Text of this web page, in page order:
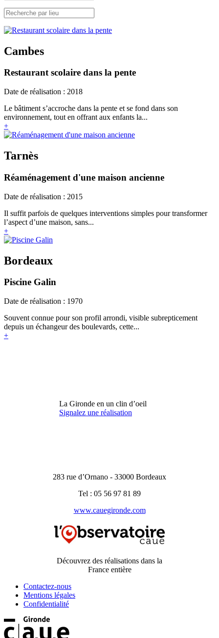
Cambes
Restaurant scolaire dans la pente
Date de réalisation : 2018
Le bâtiment s’accroche dans la pente et se fond dans son
environnement, tout en offrant aux enfants la...
+
Tarnès
Réaménagement d'une maison ancienne
Date de réalisation : 2015
Il suffit parfois de quelques interventions simples pour transformer
l’aspect d’une maison, sans...
+
Bordeaux
Piscine Galin
Date de réalisation : 1970
Souvent connue pour son profil arrondi, visible subrepticement
depuis un échangeur des boulevards, cette...
+
La Gironde en un clin d’oeil
Signalez une réalisation
283 rue d’Ornano - 33000 Bordeaux
Tel : 05 56 97 81 89
www.cauegironde.com
Découvrez des réalisations dans la
France entière
Contactez-nous
Mentions légales
Confidentialité